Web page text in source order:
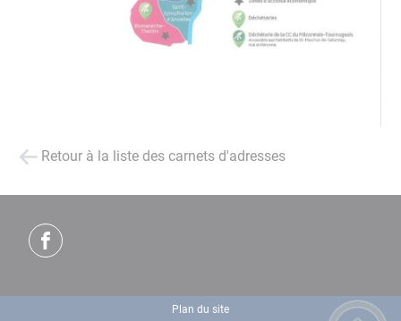
Retour à la liste des carnets d'adresses
Plan du site